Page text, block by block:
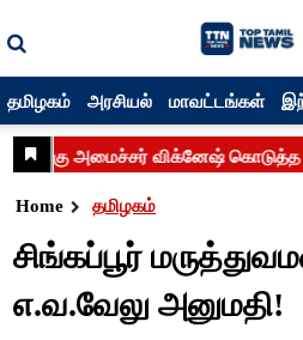
தமிழகம் அரசியல் மாவட்டங்கள்
Home தமிழகம்
சிங்கப்பூர்
எ.வ.வேலு அனுமதி!